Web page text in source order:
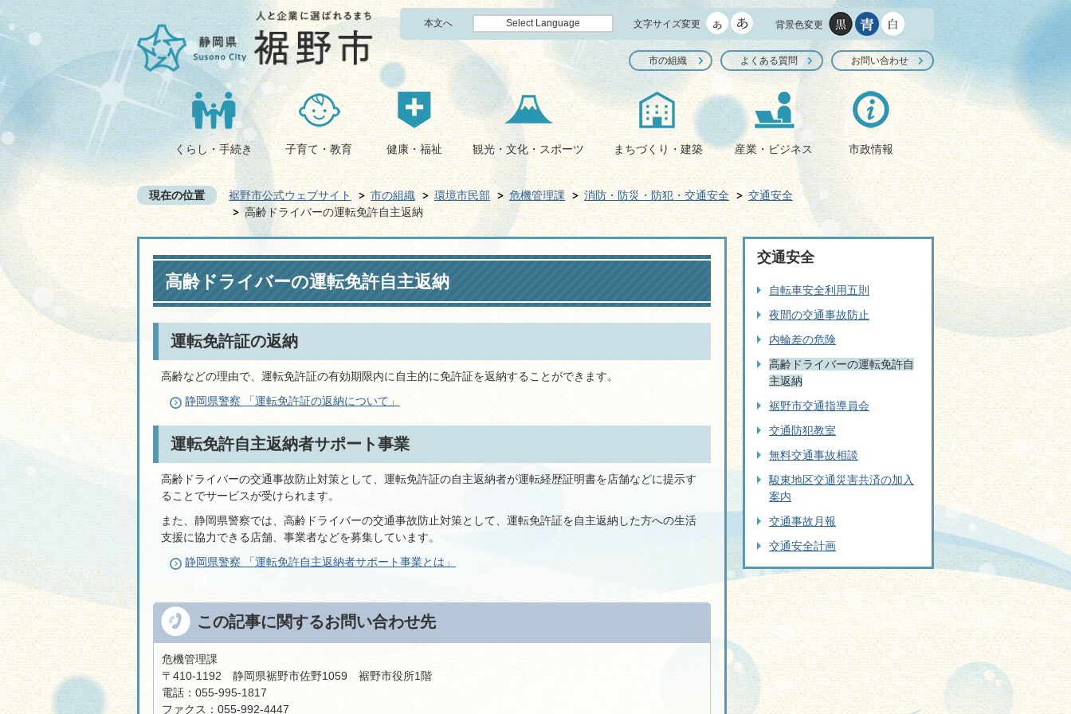
本文へ Select Language 文字サイズ変更 背景色変更
市の組織 よくある質問 お問い合わせ
くらし・手続き 子育て・教育 健康・福祉 観光・文化・スポーツ まちづくり・建築 産業・ビジネス 市政情報
現在の位置 裾野市公式ウェブサイト 市の組織 環境市民部 危機管理課 消防・防災・防犯・交通安全
交通安全
高齢ドライバーの運転免許自主返納
高齢ドライバーの運転免許自主返納
運転免許証の返納
高齢などの理由で、運転免許証の有効期限内に自主的に免許証を返納することができます。
静岡県警察 「運転免許証の返納について」
運転免許自主返納者サポート事業
高齢ドライバーの交通事故防止対策として、運転免許証の自主返納者が運転経歴証明書を店舗などに提示す
ることでサービスが受けられます。
また、静岡県警察では、高齢ドライバーの交通事故防止対策として、運転免許証を自主返納した方への生活
支援に協力できる店舗、事業者などを募集しています。
静岡県警察 「運転免許自主返納者サポート事業とは」
この記事に関するお問い合わせ先
危機管理課
〒410-1192 静岡県裾野市佐野1059 裾野市役所1階
電話：055-995-1817
ファクス：055-992-4447
交通安全
自転車安全利用五則
夜間の交通事故防止
内輪差の危険
高齢ドライバーの運転免許自
主返納
裾野市交通指導員会
交通防犯教室
無料交通事故相談
駿東地区交通災害共済の加入
案内
交通事故月報
交通安全計画